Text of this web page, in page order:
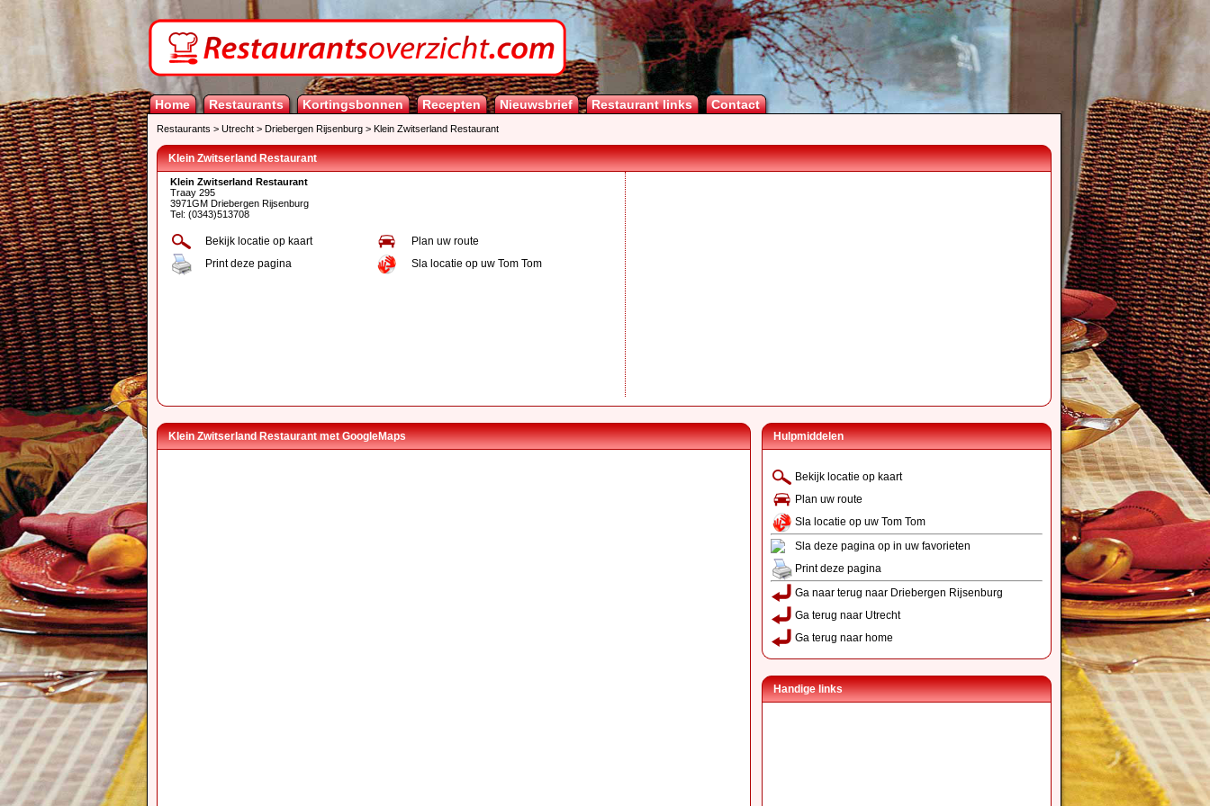
Home Restaurants Kortingsbonnen Recepten Nieuwsbrief Restaurant links Contact
Restaurants > Utrecht > Driebergen Rijsenburg > Klein Zwitserland Restaurant
Klein Zwitserland Restaurant
Klein Zwitserland Restaurant
Traay 295
3971GM Driebergen Rijsenburg
Tel: (0343)513708
Bekijk locatie op kaart
Plan uw route
Print deze pagina
Sla locatie op uw Tom Tom
Klein Zwitserland Restaurant met GoogleMaps Hulpmiddelen
Bekijk locatie op kaart
Plan uw route
Sla locatie op uw Tom Tom
Sla deze pagina op in uw favorieten
Print deze pagina
Ga naar terug naar Driebergen Rijsenburg
Ga terug naar Utrecht
Ga terug naar home
Handige links